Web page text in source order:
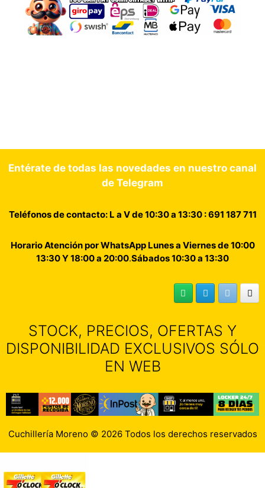
Entérate de todas las novedades en nuestro canal
de Telegram
Teléfonos de contacto: L a V de 10:30 a 13:30 : 691 187 711
Horario Atención por WhatsApp Lunes a Viernes de 10:00
13:30 Y 18:00 a 20:00.Sábados 10:30 a 13:30
STOCK, PRECIOS, OFERTAS Y
DISPONIBILIDAD EXCLUSIVOS SÓLO
EN WEB
Cuchillería Moreno © 2026 Todos los derechos reservados